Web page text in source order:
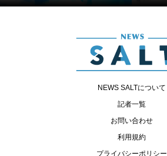
NEWS SALTについて
記者一覧
お問い合わせ
利用規約
プライバシーポリシー